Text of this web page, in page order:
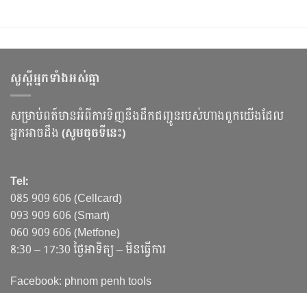
សួស្ដីអ្នកទាំងអស់គ្នា
សម្រាប់ពត៍មានអំពីការទិញនឹងដឹកជញ្ជូនរបស់ហាងពួកយើងដែល
អ្នកអាចដឹង (សូមចុចទីនេះ)
Tel:
085 909 606 (Cellcard)
093 909 606 (Smart)
060 909 606 (Metfone)
8:30 – 17:30 ថ្ងៃអាទិត្យ – មិនធ្វើការ
Facebook: phnom penh tools